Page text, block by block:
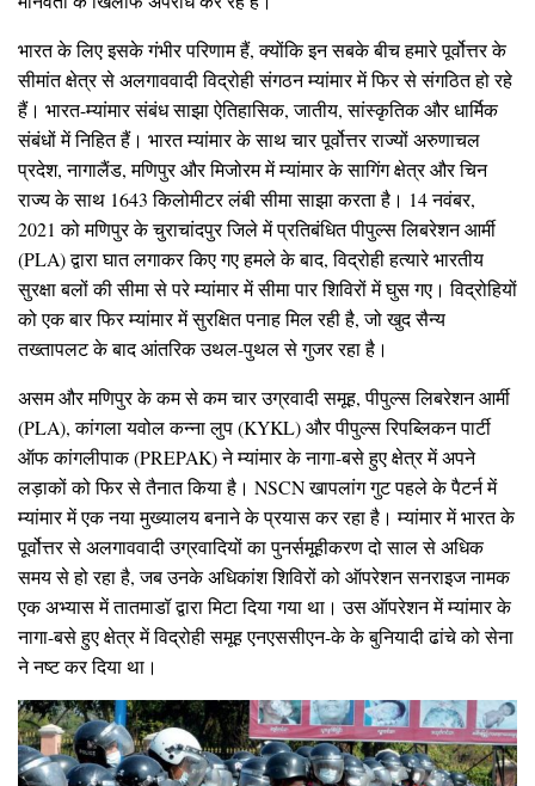
भारत के लिए इसके गंभीर परिणाम हैं, क्योंकि इन सबके बीच हमारे पूर्वोत्तर के
सीमांत क्षेत्र से अलगाववादी विद्रोही संगठन म्यांमार में फिर से संगठित हो रहे
हैं। भारत-म्यांमार संबंध साझा ऐतिहासिक, जातीय, सांस्कृतिक और धार्मिक
संबंधों में निहित हैं। भारत म्यांमार के साथ चार पूर्वोत्तर राज्यों अरुणाचल
प्रदेश, नागालैंड, मणिपुर और मिजोरम में म्यांमार के सागिंग क्षेत्र और चिन
राज्य के साथ 1643 किलोमीटर लंबी सीमा साझा करता है। 14 नवंबर,
2021 को मणिपुर के चुराचांदपुर जिले में प्रतिबंधित पीपुल्स लिबरेशन आर्मी
(PLA) द्वारा घात लगाकर किए गए हमले के बाद, विद्रोही हत्यारे भारतीय
सुरक्षा बलों की सीमा से परे म्यांमार में सीमा पार शिविरों में घुस गए। विद्रोहियों
को एक बार फिर म्यांमार में सुरक्षित पनाह मिल रही है, जो खुद सैन्य
तख्तापलट के बाद आंतरिक उथल-पुथल से गुजर रहा है।
असम और मणिपुर के कम से कम चार उग्रवादी समूह, पीपुल्स लिबरेशन आर्मी
(PLA), कांगला यवोल कन्ना लुप (KYKL) और पीपुल्स रिपब्लिकन पार्टी
ऑफ कांगलीपाक (PREPAK) ने म्यांमार के नागा-बसे हुए क्षेत्र में अपने
लड़ाकों को फिर से तैनात किया है। NSCN खापलांग गुट पहले के पैटर्न में
म्यांमार में एक नया मुख्यालय बनाने के प्रयास कर रहा है। म्यांमार में भारत के
पूर्वोत्तर से अलगाववादी उग्रवादियों का पुनर्समूहीकरण दो साल से अधिक
समय से हो रहा है, जब उनके अधिकांश शिविरों को ऑपरेशन सनराइज नामक
एक अभ्यास में तातमाडॉ द्वारा मिटा दिया गया था। उस ऑपरेशन में म्यांमार के
नागा-बसे हुए क्षेत्र में विद्रोही समूह एनएससीएन-के के बुनियादी ढांचे को सेना
ने नष्ट कर दिया था।